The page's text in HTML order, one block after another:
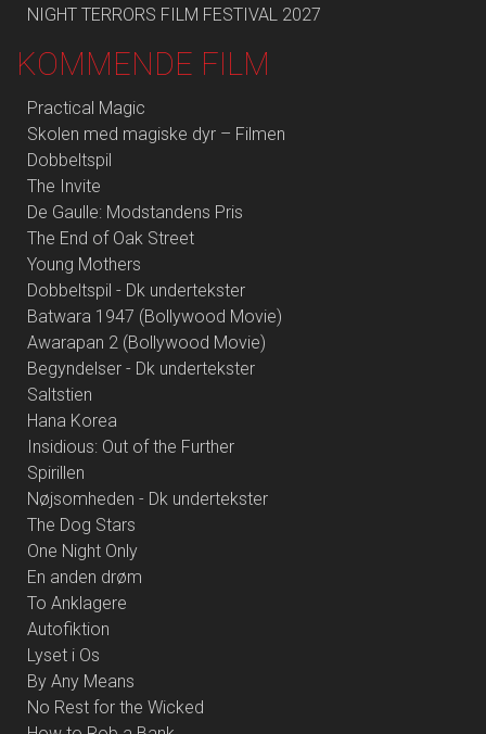
NIGHT TERRORS FILM FESTIVAL 2027
KOMMENDE FILM
Practical Magic
Skolen med magiske dyr – Filmen
Dobbeltspil
The Invite
De Gaulle: Modstandens Pris
The End of Oak Street
Young Mothers
Dobbeltspil - Dk undertekster
Batwara 1947 (Bollywood Movie)
Awarapan 2 (Bollywood Movie)
Begyndelser - Dk undertekster
Saltstien
Hana Korea
Insidious: Out of the Further
Spirillen
Nøjsomheden - Dk undertekster
The Dog Stars
One Night Only
En anden drøm
To Anklagere
Autofiktion
Lyset i Os
By Any Means
No Rest for the Wicked